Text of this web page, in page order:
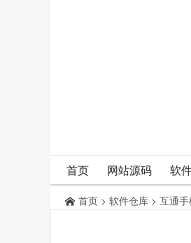
首页 网站源码 软
首页 > 软件仓库 > 互通